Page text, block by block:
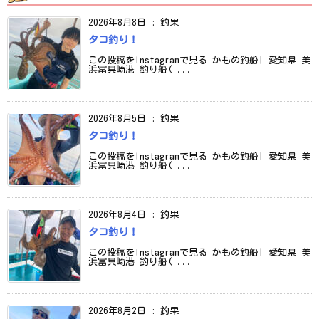
2026年8月8日 : 釣果
タコ釣り！
この投稿をInstagramで見る かもめ釣船| 愛知県 美
浜冨具崎港 釣り船( ...
2026年8月5日 : 釣果
タコ釣り！
この投稿をInstagramで見る かもめ釣船| 愛知県 美
浜冨具崎港 釣り船( ...
2026年8月4日 : 釣果
タコ釣り！
この投稿をInstagramで見る かもめ釣船| 愛知県 美
浜冨具崎港 釣り船( ...
2026年8月2日 : 釣果